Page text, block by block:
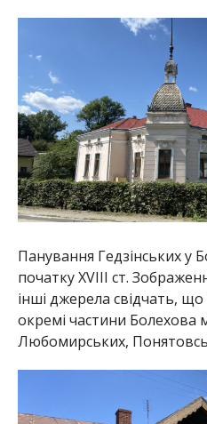
Панування Гедзінських у
початку XVIII ст.
інші джерела свідчать,
окремі частини Болехова
Любомирських,